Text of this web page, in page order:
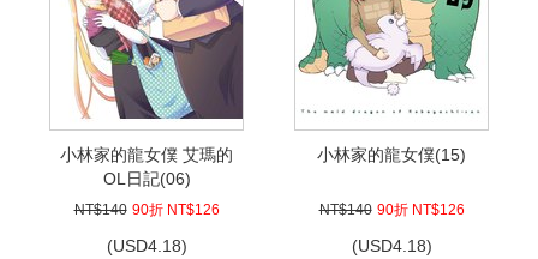
小林家的龍女僕 艾瑪的
OL日記(06)
NT$140 90折 NT$126
(USD4.18)
小林家的龍女僕(15)
NT$140 90折 NT$126
(USD4.18)